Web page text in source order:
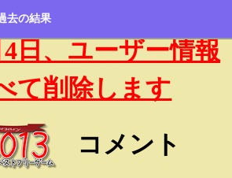
去の結果
4日、ユーザー情報
て削除します
コメント